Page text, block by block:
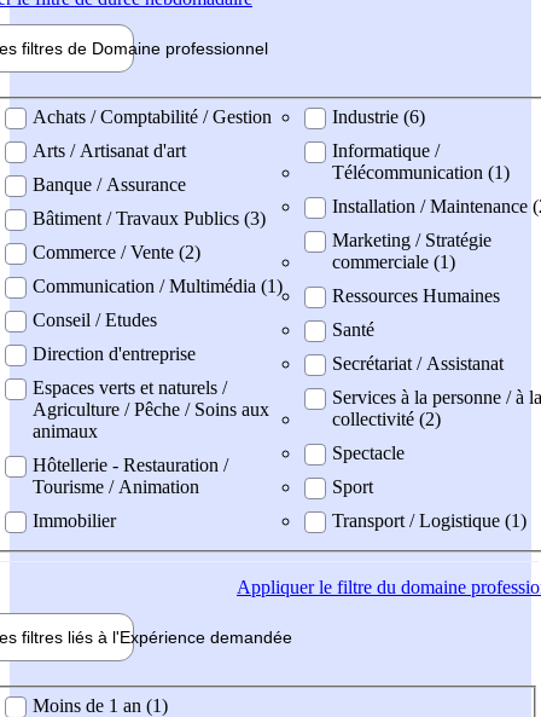
filtres de Domaine professionnel
professionel
Achats / Comptabilité / Gestion
Arts / Artisanat d'art
Banque / Assurance
Bâtiment / Travaux Publics (3)
Commerce / Vente (2)
Communication / Multimédia (1)
Conseil / Etudes
Direction d'entreprise
Espaces verts et naturels /
Agriculture / Pêche / Soins aux
animaux
Hôtellerie - Restauration /
Tourisme / Animation
Immobilier
Industrie (6)
Informatique /
Télécommunication (1)
Installation / Maintenance
Marketing / Stratégie
commerciale (1)
Ressources Humaines
Santé
Secrétariat / Assistanat
Services à la personne / à la
collectivité (2)
Spectacle
Sport
Transport / Logistique (1)
Appliquerle filtre du domaine
filtres liés à l'Expérience demandée
demandée
Moins de 1 an (1)